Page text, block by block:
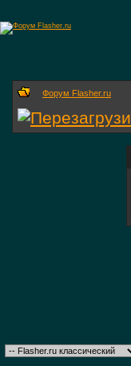
Форум Flasher.ru